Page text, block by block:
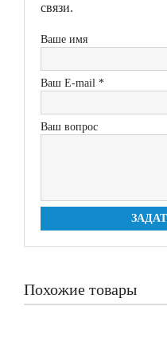
связи.
Ваше имя
Ваш E-mail *
Ваш вопрос
Похожие товары